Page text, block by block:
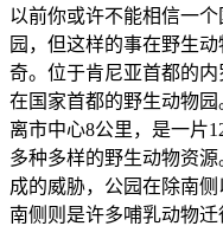
以前你或许不能相信一
园，但这样的事在野生
奇。位于肯尼亚首都的
在国家首都的野生动物
离市中心8公里，是一片
多种多样的野生动物资
成的威胁，公园在除南
南侧则是许多哺乳动物迁